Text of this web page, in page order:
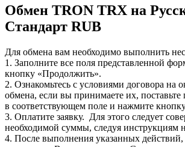
Обмен TRON TRX на
Стандарт RUB
Для обмена вам необходимо выполнить
1. Заполните все поля представленной
кнопку «Продолжить».
2. Ознакомьтесь с условиями договора на
обмена, если вы принимаете их, поставьте
в соответствующем поле и нажмите
3. Оплатите заявку. Для этого следует
необходимой суммы, следуя инструкциям
4. После выполнения указанных действий,